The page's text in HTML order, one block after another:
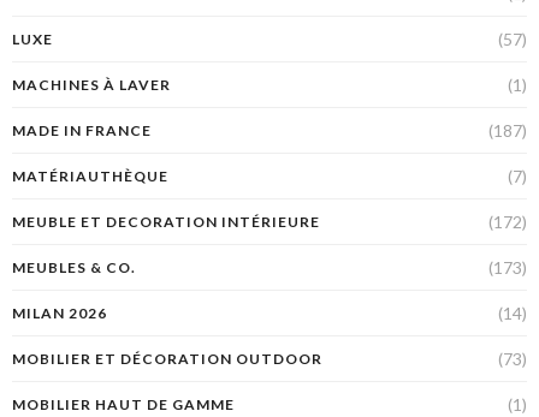
LUXE (57)
MACHINES À LAVER (1)
MADE IN FRANCE (187)
MATÉRIAUTHÈQUE (7)
MEUBLE ET DECORATION INTÉRIEURE (172)
MEUBLES & CO. (173)
MILAN 2026 (14)
MOBILIER ET DÉCORATION OUTDOOR (73)
MOBILIER HAUT DE GAMME (1)